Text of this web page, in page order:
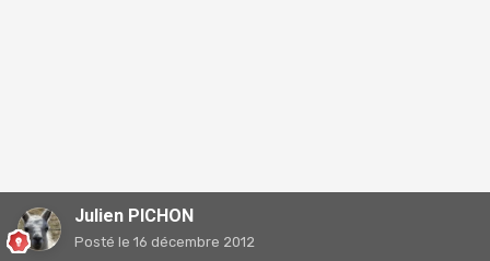
Julien PICHON
Posté le 16 décembre 2012